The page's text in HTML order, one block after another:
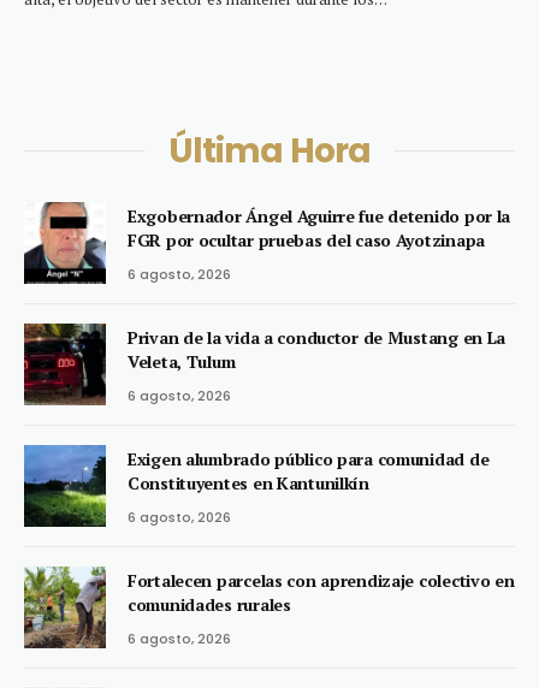
Última Hora
Exgobernador Ángel Aguirre fue detenido por la
FGR por ocultar pruebas del caso Ayotzinapa
6 agosto, 2026
Privan de la vida a conductor de Mustang en La
Veleta, Tulum
6 agosto, 2026
Exigen alumbrado público para comunidad de
Constituyentes en Kantunilkín
6 agosto, 2026
Fortalecen parcelas con aprendizaje colectivo en
comunidades rurales
6 agosto, 2026